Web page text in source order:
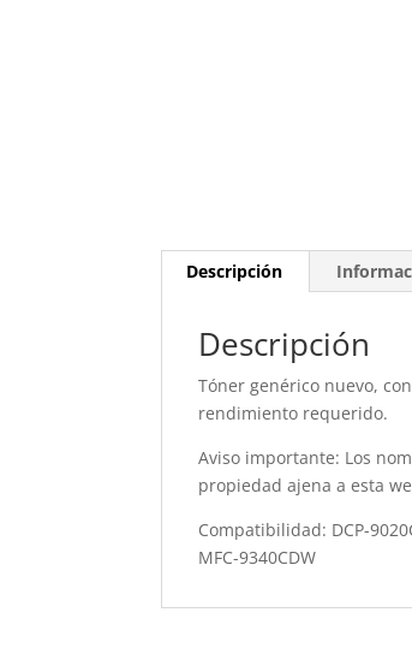
Descripción
Descripción
Tóner genérico nuevo,
rendimiento requerido.
Aviso importante: Los
propiedad ajena a esta
Compatibilidad: DCP-
MFC-9340CDW